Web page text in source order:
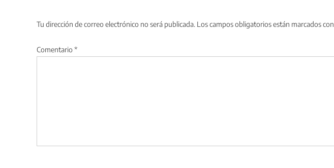
Tu dirección de correo electrónico no será publicada. Los campos obligatorios están marcados con
Comentario *